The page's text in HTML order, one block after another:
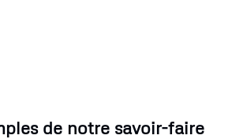
de notre savoir-faire